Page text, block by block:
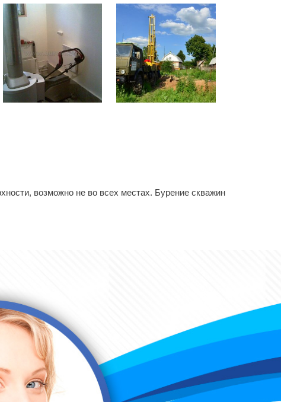
возможно не во всех местах. Бурение скважин